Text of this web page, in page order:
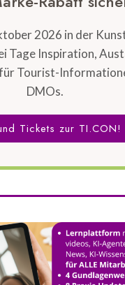
2026 in der
Tage Inspiration,
Tourist-
DMOs.
Tickets zur TI.CON!